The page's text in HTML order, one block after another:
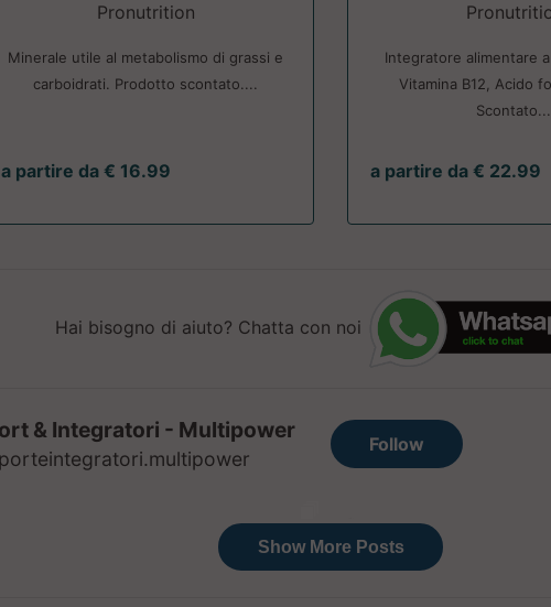
Pronutrition
Minerale utile al metabolismo di grassi e
carboidrati. Prodotto scontato....
a partire da € 16.99
Integratore alimentare
Vitamina B12, Acido
a partire da € 22.99
Hai bisogno di aiuto? Chatta con noi